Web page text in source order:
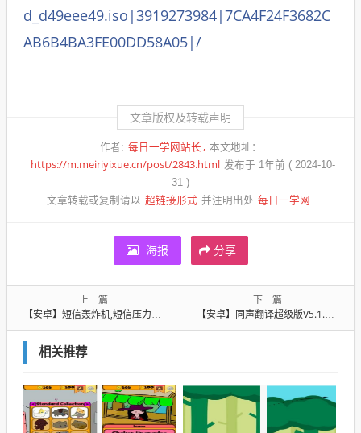
d_d49eee49.iso|3919273984|7CA4F24F3682C
AB6B4BA3FE00DD58A05|/
文章版权及转载声明
作者: 每日一学网站长 本文地址：
https://m.meiriyixue.cn/post/2843.html 发布于 1年前 ( 2024-10-
31 )
文章转载或复制请以 超链接形式 并注明出处 每日一学网
海报 分享
上一篇
【安卓】短信轰炸机,短信压力测试最新可用版
下一篇
【安卓】同声翻译超级版V5.1.6解锁VIP
相关推荐